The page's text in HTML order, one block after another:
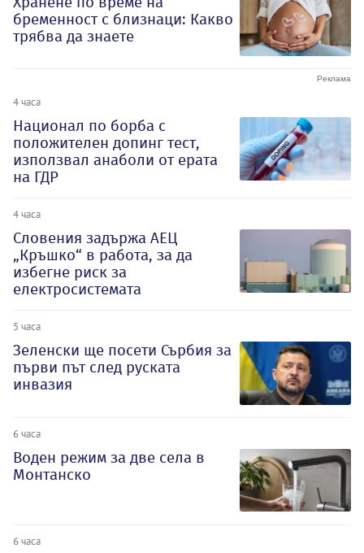
бременност с близнаци: Какво
трябва да знаете
4 часа
Национал по борба с
положителен допинг тест,
използвал анаболи от ерата
на ГДР
4 часа
Словения задържа АЕЦ
„Кръшко“ в работа, за да
избегне риск за
електросистемата
5 часа
Зеленски ще посети Сърбия за
първи път след руската
инвазия
6 часа
Воден режим за две села в
Монтанско
6 часа